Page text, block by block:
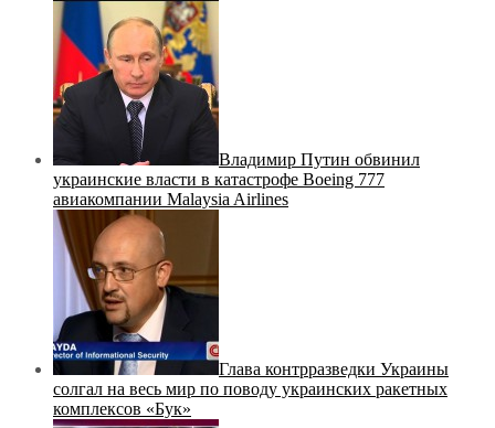
Владимир Путин обвинил
украинские власти в катастрофе Boeing 777
авиакомпании Malaysia Airlines
Глава контрразведки Украины
солгал на весь мир по поводу украинских ракетных
комплексов «Бук»